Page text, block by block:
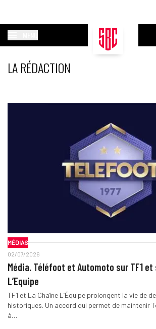
LA RÉDACTION
MÉDIAS
02/07/2026
Média. Téléfoot et Automoto sur TF1 et
L’Equipe
TF1 et La Chaîne L’Équipe prolongent la vie de
historiques. Un accord qui permet de maintenir
à…